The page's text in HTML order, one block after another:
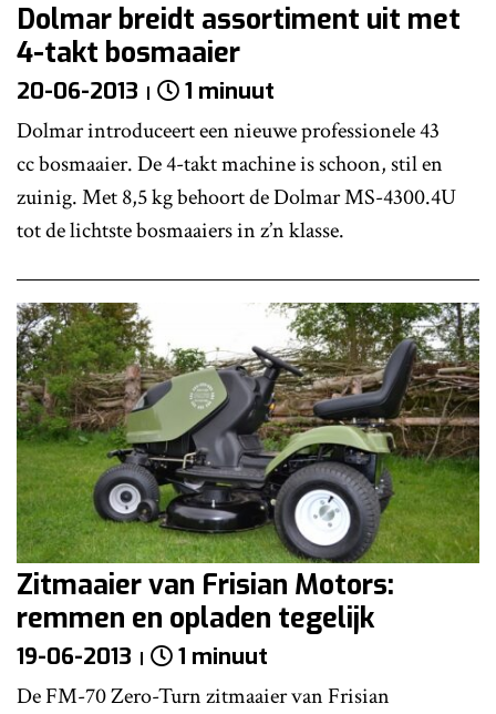
Dolmar breidt assortiment uit met
4-takt bosmaaier
20-06-2013 1 minuut
Dolmar introduceert een nieuwe professionele 43
cc bosmaaier. De 4-takt machine is schoon, stil en
zuinig. Met 8,5 kg behoort de Dolmar MS-4300.4U
tot de lichtste bosmaaiers in z’n klasse.
Zitmaaier van Frisian Motors:
remmen en opladen tegelijk
19-06-2013 1 minuut
De FM-70 Zero-Turn zitmaaier van Frisian